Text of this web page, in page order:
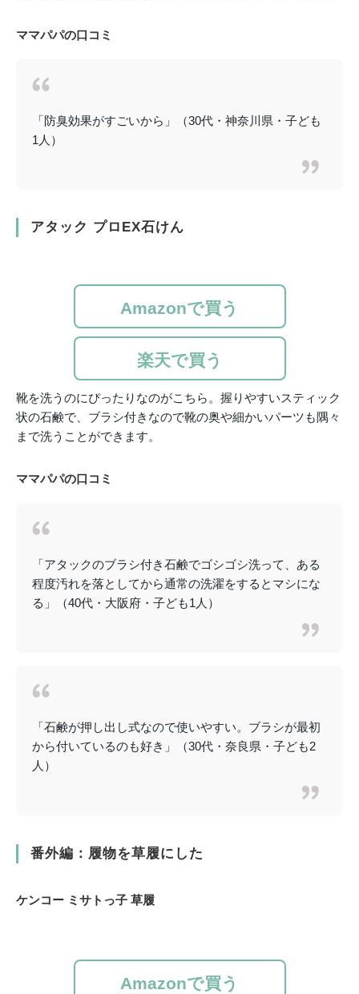
ママパパの口コミ
「防臭効果がすごいから」（30代・神奈川県・子ども
1人）
アタック プロEX石けん
Amazonで買う
楽天で買う
靴を洗うのにぴったりなのがこちら。握りやすいスティック
状の石鹸で、ブラシ付きなので靴の奥や細かいパーツも隅々
まで洗うことができます。
ママパパの口コミ
「アタックのブラシ付き石鹸でゴシゴシ洗って、ある
程度汚れを落としてから通常の洗濯をするとマシにな
る」（40代・大阪府・子ども1人）
「石鹸が押し出し式なので使いやすい。ブラシが最初
から付いているのも好き」（30代・奈良県・子ども2
人）
番外編：履物を草履にした
ケンコー ミサトっ子 草履
Amazonで買う